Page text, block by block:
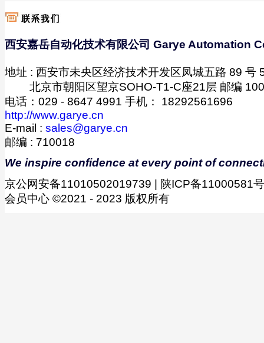
西安嘉岳自动化技术有限公司 Garye Automation
地址 : 西安市未央区经济技术开发区凤城五路 89 号
北京市朝阳区望京SOHO-T1-C座21层 邮编
电话：029 - 8647 4991 手机： 18292561696
http://www.garye.cn
E-mail : sales@garye.cn
邮编 : 710018
We inspire confidence at every point of
京公网安备11010502019739 | 陕ICP备11000581
会员中心 ©2021 - 2023 版权所有